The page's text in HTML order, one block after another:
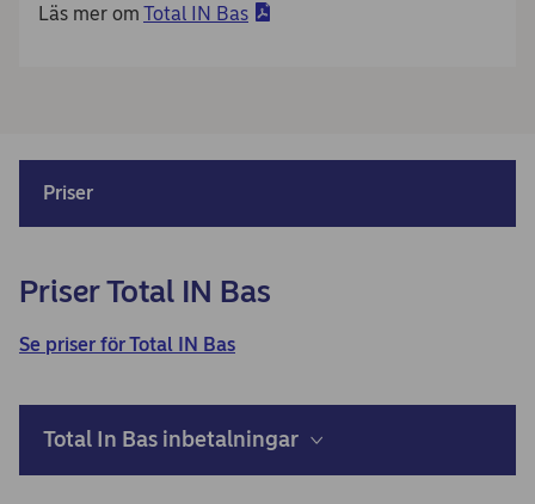
Läs mer om Total IN Bas
Priser
Priser Total IN Bas
Se priser för Total IN Bas
Total In Bas inbetalningar